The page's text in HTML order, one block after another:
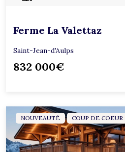
Ferme La Valettaz
Saint-Jean-d'Aulps
832 000€
NOUVEAUTÉ COUP DE COEUR